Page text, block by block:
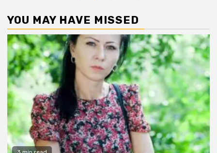
YOU MAY HAVE MISSED